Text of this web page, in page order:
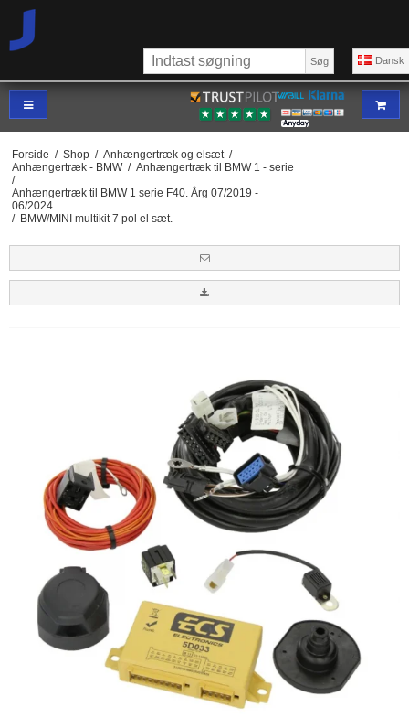
Dansk
Søg
Forside / Shop / Anhængertræk og elsæt /
Anhængertræk - BMW / Anhængertræk til BMW 1 - serie
/
Anhængertræk til BMW 1 serie F40. Årg 07/2019 -
06/2024
/ BMW/MINI multikit 7 pol el sæt.